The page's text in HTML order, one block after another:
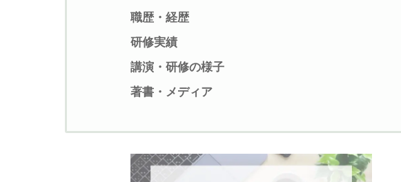
職歴・経歴
研修実績
講演・研修の様子
著書・メディア